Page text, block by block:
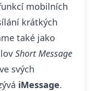
mobilních
krátkých
také jako
Short Message
svých
iMessage.